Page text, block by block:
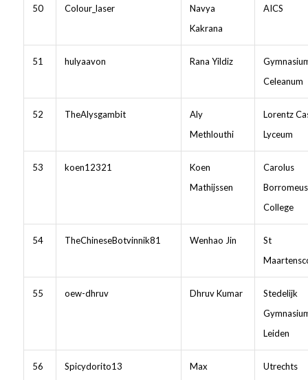
50 Colour_laser
Navya
Kakrana
AICS
51 hulyaavon Rana Yildiz
Celeanum
52 TheAlysgambit
Aly
Methlouthi
Lorentz
Lyceum
53 koen12321
Koen
Mathijssen
Carolus
Borromeus
College
54 TheChineseBotvinnik81 Wenhao Jin
St
55 oew-dhruv Dhruv Kumar
Stedelijk
Leiden
56 Spicydorito13
Max
Utrechts